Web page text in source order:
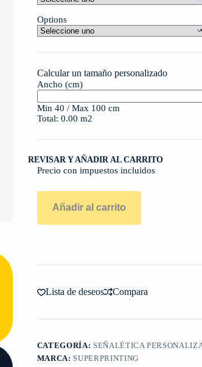
Options
Calcular un tamaño personalizado
Ancho (cm)
Min 40 / Max 100 cm
Total: 0.00 m2
REVISAR Y AÑADIR AL CARRITO
Precio con impuestos incluidos
Añadir al carrito
Lista de deseos Compara
CATEGORÍA: SEÑALÉTICA
MARCA: SUPERPRINTING